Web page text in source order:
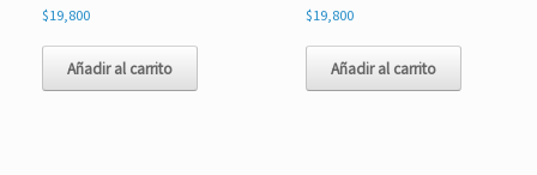
$19,800
Añadir al carrito
$19,800
Añadir al carrito